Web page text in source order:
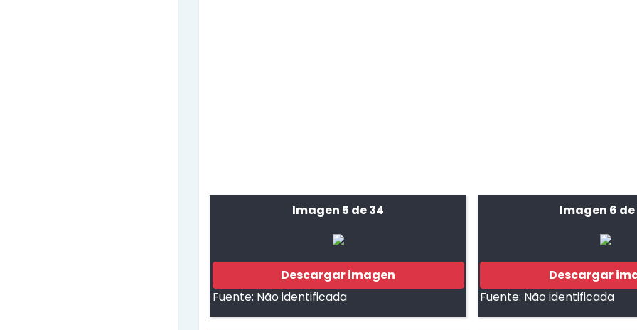
Imagen 5 de 34
Descargar imagen
Fuente: Não identificada
Imagen 6 de
Descargar
Fuente: Não identificada